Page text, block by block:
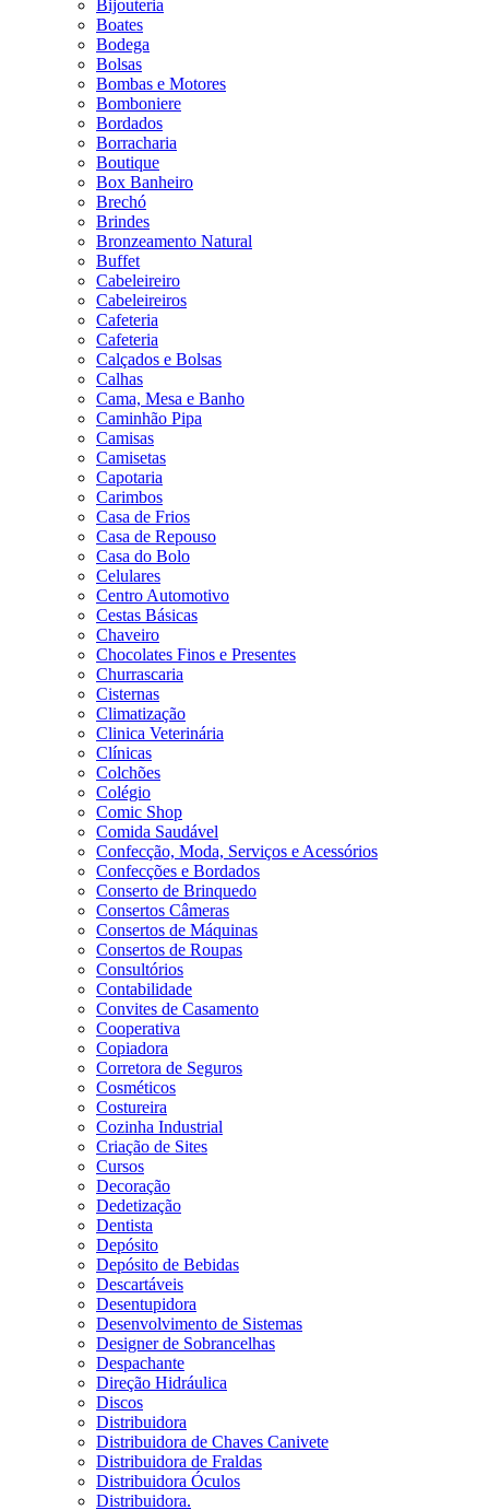
Bijouteria
Boates
Bodega
Bolsas
Bombas e Motores
Bomboniere
Bordados
Borracharia
Boutique
Box Banheiro
Brechó
Brindes
Bronzeamento Natural
Buffet
Cabeleireiro
Cabeleireiros
Cafeteria
Cafeteria
Calçados e Bolsas
Calhas
Cama, Mesa e Banho
Caminhão Pipa
Camisas
Camisetas
Capotaria
Carimbos
Casa de Frios
Casa de Repouso
Casa do Bolo
Celulares
Centro Automotivo
Cestas Básicas
Chaveiro
Chocolates Finos e Presentes
Churrascaria
Cisternas
Climatização
Clinica Veterinária
Clínicas
Colchões
Colégio
Comic Shop
Comida Saudável
Confecção, Moda, Serviços e Acessórios
Confecções e Bordados
Conserto de Brinquedo
Consertos Câmeras
Consertos de Máquinas
Consertos de Roupas
Consultórios
Contabilidade
Convites de Casamento
Cooperativa
Copiadora
Corretora de Seguros
Cosméticos
Costureira
Cozinha Industrial
Criação de Sites
Cursos
Decoração
Dedetização
Dentista
Depósito
Depósito de Bebidas
Descartáveis
Desentupidora
Desenvolvimento de Sistemas
Designer de Sobrancelhas
Despachante
Direção Hidráulica
Discos
Distribuidora
Distribuidora de Chaves Canivete
Distribuidora de Fraldas
Distribuidora Óculos
Distribuidora.